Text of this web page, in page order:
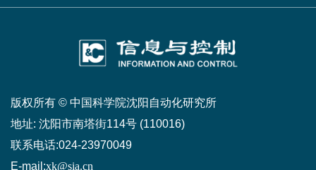
版权所有 © 中国科学院沈阳自动化研究所
地址: 沈阳市南塔街114号 (110016)
联系电话:024-23970049
E-mail:xk@sia.cn